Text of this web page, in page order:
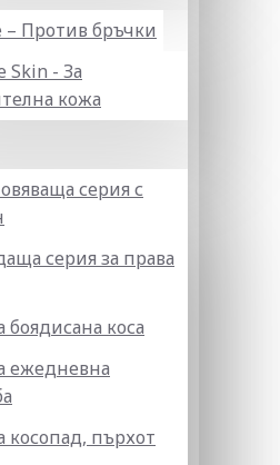
– Против бръчки
Skin - За
кожа
серия с
серия за права
боядисана коса
ежедневна
косопад, пърхот